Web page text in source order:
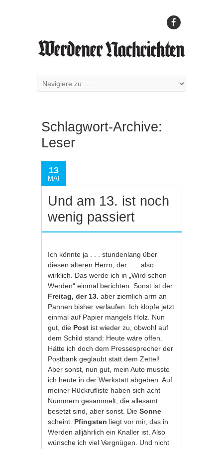
Schlagwort-Archive:
Leser
13
MAI
Und am 13. ist noch
wenig passiert
Ich könnte ja . . . stundenlang über
diesen älteren Herrn, der . . . also
wirklich. Das werde ich in „Wird schon
Werden“ einmal berichten. Sonst ist der
Freitag, der 13. aber ziemlich arm an
Pannen bisher verlaufen. Ich klopfe jetzt
einmal auf Papier mangels Holz. Nun
gut, die Post ist wieder zu, obwohl auf
dem Schild stand: Heute wäre offen.
Hätte ich doch dem Pressesprecher der
Postbank geglaubt statt dem Zettel!
Aber sonst, nun gut, mein Auto musste
ich heute in der Werkstatt abgeben. Auf
meiner Rückrufliste haben sich acht
Nummern gesammelt, die allesamt
besetzt sind, aber sonst. DieSonne
scheint. Pfingsten liegt vor mir, das in
Werden alljährlich ein Knaller ist. Also
wünsche ich viel Vergnügen. Und nicht